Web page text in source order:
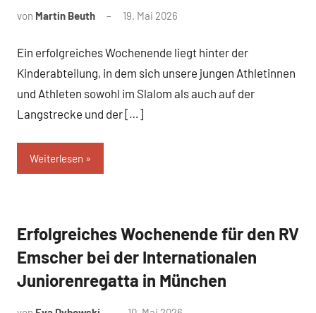
von Martin Beuth 19. Mai 2026
Ein erfolgreiches Wochenende liegt hinter der
Kinderabteilung, in dem sich unsere jungen Athletinnen
und Athleten sowohl im Slalom als auch auf der
Langstrecke und der […]
Weiterlesen
News
Erfolgreiches Wochenende für den RV
Emscher bei der Internationalen
Juniorenregatta in München